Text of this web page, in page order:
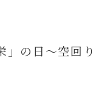
の日～空回り